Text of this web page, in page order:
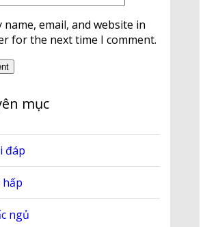
name, email, and website in
for the next time I comment.
mục
đáp
hấp
ngủ